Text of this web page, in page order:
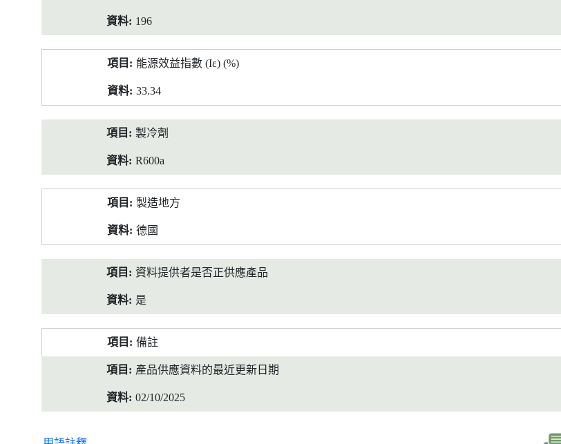
196
能源效益指數 (Iε) (%)
33.34
製冷劑
R600a
製造地方
德國
資料提供者是否正供應產品
是
備註
產品供應資料的最近更新日期
02/10/2025